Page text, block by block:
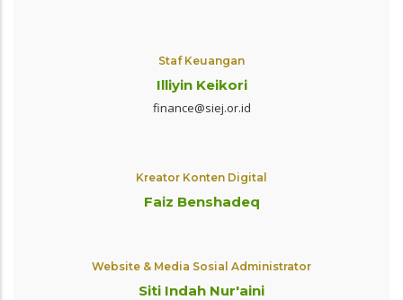
Staf Keuangan
Illiyin Keikori
finance@siej.or.id
Kreator Konten Digital
Faiz Benshadeq
Website & Media Sosial Administrator
Siti Indah Nur'aini